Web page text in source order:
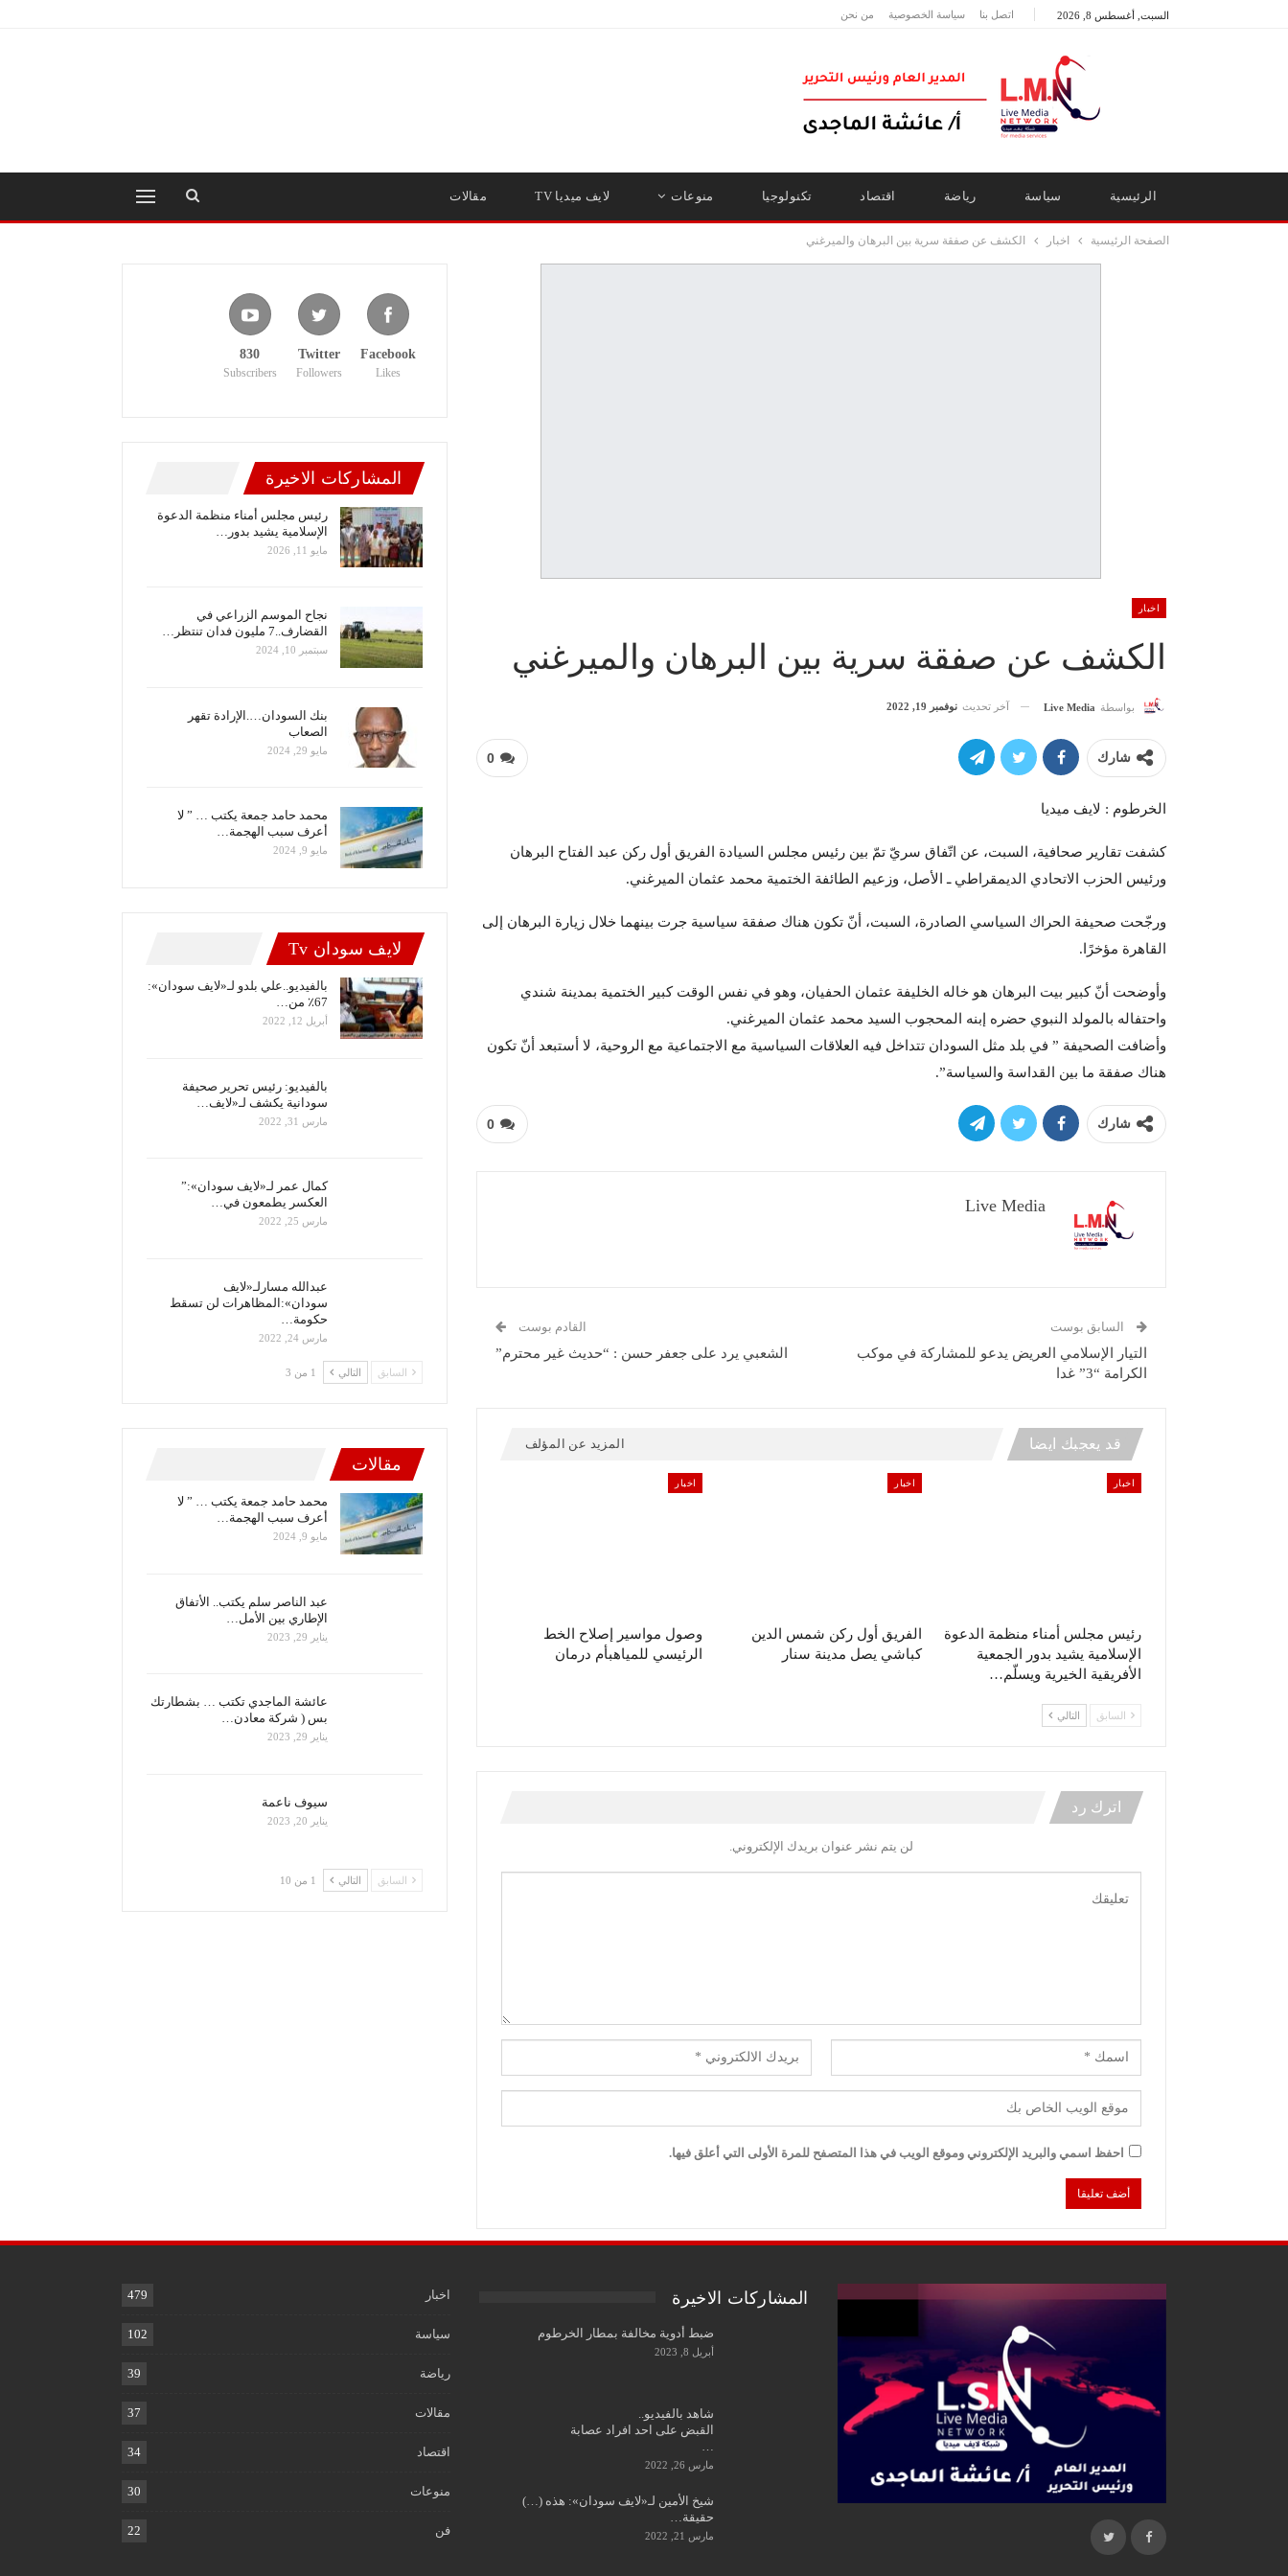
السبت, أغسطس 8, 2026 اتصل بنا سياسة الخصوصية من نحن
الرئيسية سياسة رياضة اقتصاد تكنولوجيا منوعات لايف ميديا TV مقالات
الصفحة الرئيسية اخبار الكشف عن صفقة سرية بين البرهان والميرغني
اخبار
الكشف عن صفقة سرية بين البرهان والميرغني
بواسطة Live Media آخر تحديث نوفمبر 19, 2022
0 شارك
الخرطوم : لايف ميديا
كشفت تقارير صحافية، السبت، عن اتّفاق سريّ تمّ بين رئيس مجلس السيادة الفريق أول ركن عبد الفتاح البرهان
ورئيس الحزب الاتحادي الديمقراطي ـ الأصل، وزعيم الطائفة الختمية محمد عثمان الميرغني.
ورجّحت صحيفة الحراك السياسي الصادرة، السبت، أنّ تكون هناك صفقة سياسية جرت بينهما خلال زيارة البرهان إلى
القاهرة مؤخرًا.
وأوضحت أنّ كبير بيت البرهان هو خاله الخليفة عثمان الحفيان، وهو في نفس الوقت كبير الختمية بمدينة شندي
واحتفاله بالمولد النبوي حضره إبنه المحجوب السيد محمد عثمان الميرغني.
وأضافت الصحيفة ” في بلد مثل السودان تتداخل فيه العلاقات السياسية مع الاجتماعية مع الروحية، لا أستبعد أنّ تكون
هناك صفقة ما بين القداسة والسياسة”.
0 شارك
Live Media
السابق بوست
التيار الإسلامي العريض يدعو للمشاركة في موكب
الكرامة “3” غدا
القادم بوست
الشعبي يرد على جعفر حسن : “حديث غير محترم”
قد يعجبك ايضا المزيد عن المؤلف
اخبار
رئيس مجلس أمناء منظمة الدعوة
الإسلامية يشيد بدور الجمعية
الأفريقية الخيرية ويسلّم…
اخبار
الفريق أول ركن شمس الدين
كباشي يصل مدينة سنار
اخبار
وصول مواسير إصلاح الخط
الرئيسي للمياهبأم درمان
السابق التالي
اترك رد
لن يتم نشر عنوان بريدك الإلكتروني.
احفظ اسمي والبريد الإلكتروني وموقع الويب في هذا المتصفح للمرة الأولى التي أعلق فيها.
Facebook
Likes
Twitter
Followers
830
Subscribers
المشاركات الاخيرة
رئيس مجلس أمناء منظمة الدعوة
الإسلامية يشيد بدور…
مايو 11, 2026
نجاح الموسم الزراعي في
القضارف..7 مليون فدان تنتظر…
سبتمبر 10, 2024
بنك السودان….الإرادة تقهر
الصعاب
مايو 29, 2024
محمد حامد جمعة يكتب … ” لا
أعرف سبب الهجمة…
مايو 9, 2024
لايف سودان Tv
بالفيديو..علي بلدو لـ«لايف سودان»:
67٪ من…
أبريل 12, 2022
بالفيديو: رئيس تحرير صحيفة
سودانية يكشف لـ«لايف…
مارس 31, 2022
كمال عمر لـ«لايف سودان»:”
العكسر يطمعون في…
مارس 25, 2022
عبدالله مسارلـ«لايف
سودان»:المظاهرات لن تسقط
حكومة…
مارس 24, 2022
السابق التالي 1 من 3
مقالات
محمد حامد جمعة يكتب … ” لا
أعرف سبب الهجمة…
مايو 9, 2024
عبد الناصر سلم يكتب.. الأتفاق
الإطاري بين الأمل…
يناير 29, 2023
عائشة الماجدي تكتب … بشطارتك
بس ( شركة معادن…
يناير 29, 2023
سيوف ناعمة
يناير 20, 2023
السابق التالي 1 من 10
المشاركات الاخيرة
ضبط أدوية مخالفة بمطار الخرطوم
أبريل 8, 2023
شاهد بالفيديو..
القبض على احد افراد عصابة
مارس 26, 2022
شيخ الأمين لـ«لايف سودان»: هذه (…)
حقيقة…
مارس 21, 2022
اخبار 479
سياسة 102
رياضة 39
مقالات 37
اقتصاد 34
منوعات 30
فن 22